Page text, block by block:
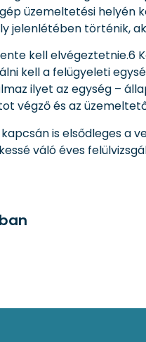
üzemeltetési helyén
jelenlétében történik,
kell elvégeztetnie.6
kell a felügyeleti
ilyet az egység –
végző és az
is elsődleges a
váló éves